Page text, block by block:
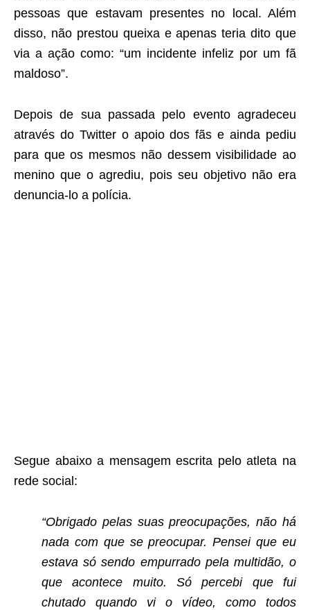
pessoas que estavam presentes no local. Além
disso, não prestou queixa e apenas teria dito que
via a ação como: “um incidente infeliz por um fã
maldoso”.
Depois de sua passada pelo evento agradeceu
através do Twitter o apoio dos fãs e ainda pediu
para que os mesmos não dessem visibilidade ao
menino que o agrediu, pois seu objetivo não era
denuncia-lo a polícia.
Segue abaixo a mensagem escrita pelo atleta na
rede social:
“Obrigado pelas suas preocupações, não há
nada com que se preocupar. Pensei que eu
estava só sendo empurrado pela multidão, o
que acontece muito. Só percebi que fui
chutado quando vi o vídeo, como todos